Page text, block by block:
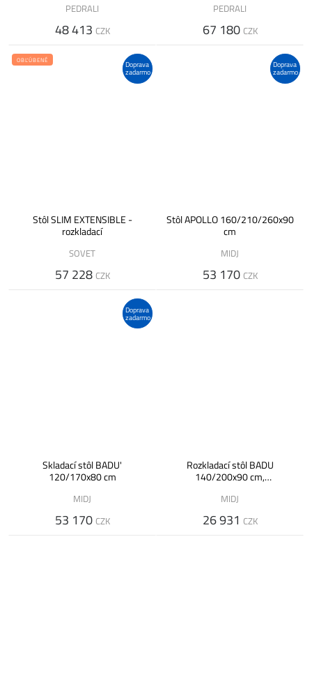
PEDRALI
48 413 CZK
PEDRALI
67 180 CZK
Doprava
zadarmo
OBĽÚBENÉ
Stôl SLIM EXTENSIBLE -
rozkladací
SOVET
57 228 CZK
Doprava
zadarmo
Stôl APOLLO 160/210/260x90
cm
MIDJ
53 170 CZK
Doprava
zadarmo
Skladací stôl BADU'
120/170x80 cm
MIDJ
53 170 CZK
Rozkladací stôl BADU
140/200x90 cm,
MIDJ
26 931 CZK